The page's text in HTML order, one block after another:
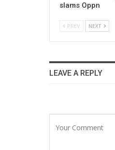
slams Oppn
PREV NEXT
LEAVE A REPLY